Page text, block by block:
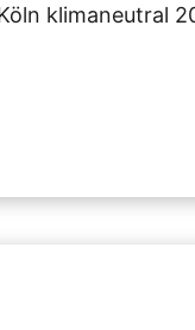
klimaneutral